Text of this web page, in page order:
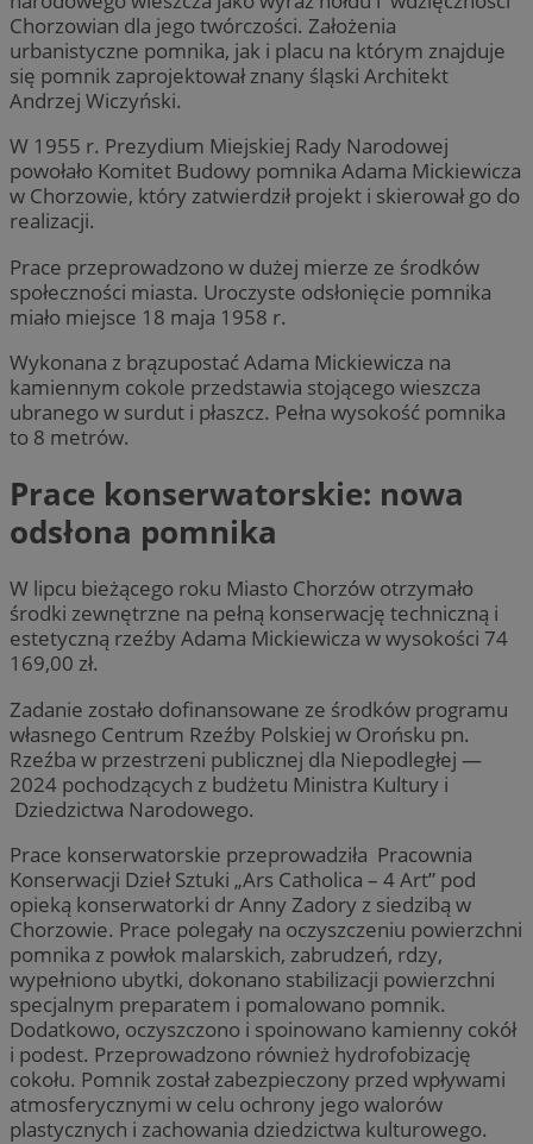
Chorzowian dla jego twórczości. Założenia
urbanistyczne pomnika, jak i placu na którym znajduje
się pomnik zaprojektował znany śląski Architekt
Andrzej Wiczyński.
W 1955 r. Prezydium Miejskiej Rady Narodowej
powołało Komitet Budowy pomnika Adama Mickiewicza
w Chorzowie, który zatwierdził projekt i skierował go do
realizacji.
Prace przeprowadzono w dużej mierze ze środków
społeczności miasta. Uroczyste odsłonięcie pomnika
miało miejsce 18 maja 1958 r.
Wykonana z brązupostać Adama Mickiewicza na
kamiennym cokole przedstawia stojącego wieszcza
ubranego w surdut i płaszcz. Pełna wysokość pomnika
to 8 metrów.
Prace konserwatorskie: nowa
odsłona pomnika
W lipcu bieżącego roku Miasto Chorzów otrzymało
środki zewnętrzne na pełną konserwację techniczną i
estetyczną rzeźby Adama Mickiewicza w wysokości 74
169,00 zł.
Zadanie zostało dofinansowane ze środków programu
własnego Centrum Rzeźby Polskiej w Orońsku pn.
Rzeźba w przestrzeni publicznej dla Niepodległej —
2024 pochodzących z budżetu Ministra Kultury i
Dziedzictwa Narodowego.
Prace konserwatorskie przeprowadziła Pracownia
Konserwacji Dzieł Sztuki „Ars Catholica – 4 Art” pod
opieką konserwatorki dr Anny Zadory z siedzibą w
Chorzowie. Prace polegały na oczyszczeniu powierzchni
pomnika z powłok malarskich, zabrudzeń, rdzy,
wypełniono ubytki, dokonano stabilizacji powierzchni
specjalnym preparatem i pomalowano pomnik.
Dodatkowo, oczyszczono i spoinowano kamienny cokół
i podest. Przeprowadzono również hydrofobizację
cokołu. Pomnik został zabezpieczony przed wpływami
atmosferycznymi w celu ochrony jego walorów
plastycznych i zachowania dziedzictwa kulturowego.